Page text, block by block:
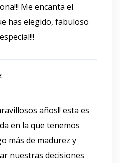
Me encanta el
has elegido, fabuloso
años!! esta es
en la que tenemos
más de madurez y
nuestras decisiones